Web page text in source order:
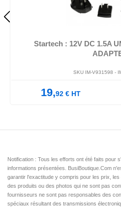
Startech : 12V DC 1.5A
SKU IM-V931598 -
19,92 € HT
Notification : Tous les efforts ont été faits pour
informations présentées. BusiBoutique.Com
garantir l'exactitude y compris pour les prix,
des produits ou des photos qui ne sont pas
fournisseurs ne sont pas responsables des
spéciaux résultant des transmissions